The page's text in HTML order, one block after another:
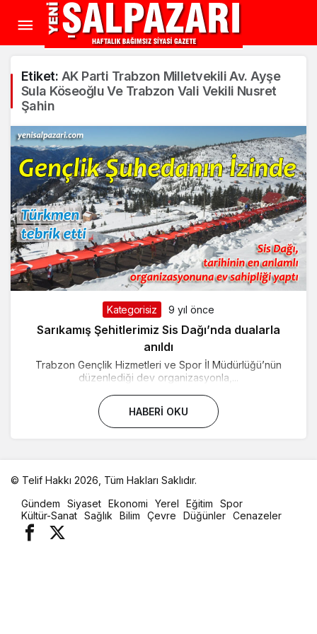
Etiket: AK Parti Trabzon Milletvekili Av. Ayşe
Sula Köseoğlu Ve Trabzon Vali Vekili Nusret
Şahin
Kategorisiz 9 yıl önce
Sarıkamış Şehitlerimiz Sis Dağı’nda dualarla
anıldı
Trabzon Gençlik Hizmetleri ve Spor İl Müdürlüğü’nün
düzenlediği dev organizasyonla,...
HABERI OKU
© Telif Hakkı 2026, Tüm Hakları Saklıdır.
oto
kiralama
parça
eşya
Gündem Siyaset Ekonomi Yerel Eğitim
Spor
Kültür-Sanat Sağlık Bilim Çevre Düğünler Cenazeler